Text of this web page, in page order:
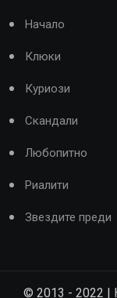
Начало
Клюки
Куриози
Скандали
Любопитно
Риалити
Звездите преди
© 2013 - 2022 |